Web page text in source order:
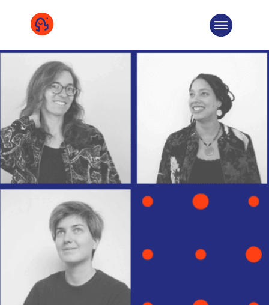
COOPÉRATIVE
DEVENIR SOCIÉTAIRE
TÉMOIGNAGE
MISSIONS
SOLUTIONS
SUR LE TERRAIN
NOS COMMUNS